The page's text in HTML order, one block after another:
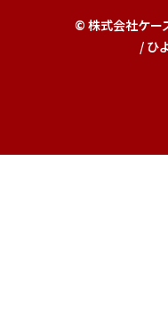
© 株式会社ケー
/ ひ